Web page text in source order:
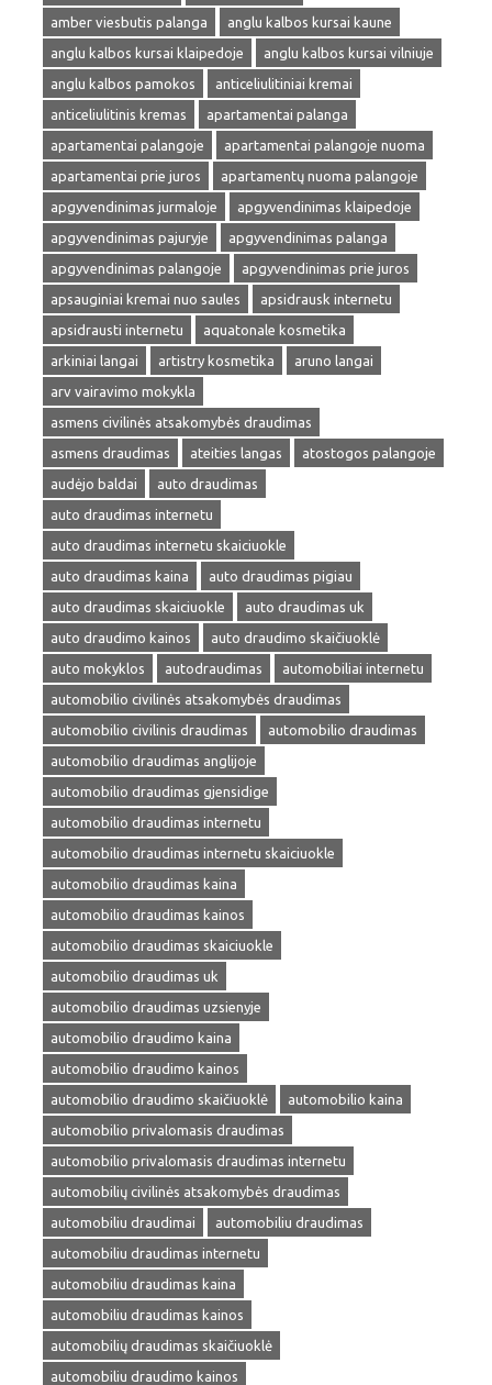
amber viesbutis palanga
anglu kalbos kursai kaune
anglu kalbos kursai klaipedoje
anglu kalbos kursai vilniuje
anglu kalbos pamokos
anticeliulitiniai kremai
anticeliulitinis kremas
apartamentai palanga
apartamentai palangoje
apartamentai palangoje nuoma
apartamentai prie juros
apartamentų nuoma palangoje
apgyvendinimas jurmaloje
apgyvendinimas klaipedoje
apgyvendinimas pajuryje
apgyvendinimas palanga
apgyvendinimas palangoje
apgyvendinimas prie juros
apsauginiai kremai nuo saules
apsidrausk internetu
apsidrausti internetu
aquatonale kosmetika
arkiniai langai
artistry kosmetika
aruno langai
arv vairavimo mokykla
asmens civilinės atsakomybės draudimas
asmens draudimas
ateities langas
atostogos palangoje
audėjo baldai
auto draudimas
auto draudimas internetu
auto draudimas internetu skaiciuokle
auto draudimas kaina
auto draudimas pigiau
auto draudimas skaiciuokle
auto draudimas uk
auto draudimo kainos
auto draudimo skaičiuoklė
auto mokyklos
autodraudimas
automobiliai internetu
automobilio civilinės atsakomybės draudimas
automobilio civilinis draudimas
automobilio draudimas
automobilio draudimas anglijoje
automobilio draudimas gjensidige
automobilio draudimas internetu
automobilio draudimas internetu skaiciuokle
automobilio draudimas kaina
automobilio draudimas kainos
automobilio draudimas skaiciuokle
automobilio draudimas uk
automobilio draudimas uzsienyje
automobilio draudimo kaina
automobilio draudimo kainos
automobilio draudimo skaičiuoklė
automobilio kaina
automobilio privalomasis draudimas
automobilio privalomasis draudimas internetu
automobilių civilinės atsakomybės draudimas
automobiliu draudimai
automobiliu draudimas
automobiliu draudimas internetu
automobiliu draudimas kaina
automobiliu draudimas kainos
automobilių draudimas skaičiuoklė
automobiliu draudimo kainos